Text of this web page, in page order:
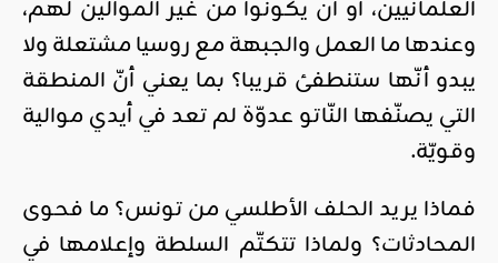
العلمانيين، أو أن يكونوا من غير الموالين لهم،
وعندها ما العمل والجبهة مع روسيا مشتعلة ولا
يبدو أنّها ستنطفئ قريبا؟ بما يعني أنّ المنطقة
التي يصنّفها النّاتو عدوّة لم تعد في أيدي موالية
وقويّة.
فماذا يريد الحلف الأطلسي من تونس؟ ما فحوى
المحادثات؟ ولماذا تتكتّم السلطة وإعلامها في